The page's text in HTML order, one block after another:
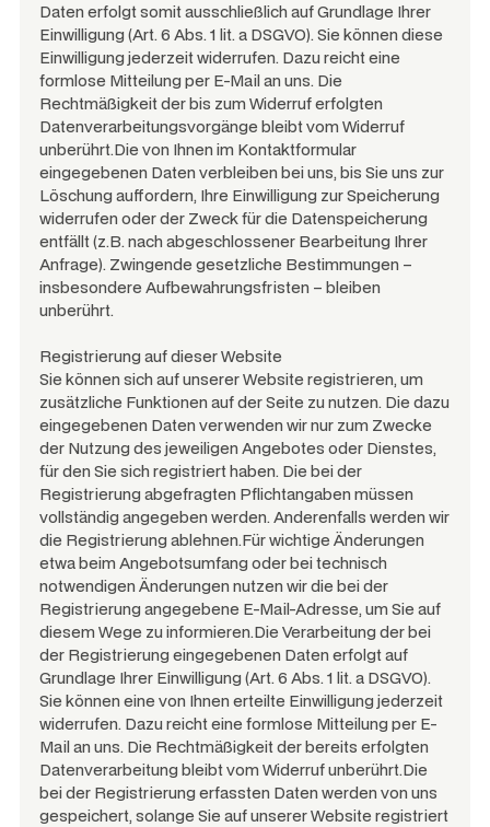
Daten erfolgt somit ausschließlich auf Grundlage Ihrer
Einwilligung (Art. 6 Abs. 1 lit. a DSGVO). Sie können diese
Einwilligung jederzeit widerrufen. Dazu reicht eine
formlose Mitteilung per E-Mail an uns. Die
Rechtmäßigkeit der bis zum Widerruf erfolgten
Datenverarbeitungsvorgänge bleibt vom Widerruf
unberührt.Die von Ihnen im Kontaktformular
eingegebenen Daten verbleiben bei uns, bis Sie uns zur
Löschung auffordern, Ihre Einwilligung zur Speicherung
widerrufen oder der Zweck für die Datenspeicherung
entfällt (z.B. nach abgeschlossener Bearbeitung Ihrer
Anfrage). Zwingende gesetzliche Bestimmungen –
insbesondere Aufbewahrungsfristen – bleiben
unberührt.
Registrierung auf dieser Website
Sie können sich auf unserer Website registrieren, um
zusätzliche Funktionen auf der Seite zu nutzen. Die dazu
eingegebenen Daten verwenden wir nur zum Zwecke
der Nutzung des jeweiligen Angebotes oder Dienstes,
für den Sie sich registriert haben. Die bei der
Registrierung abgefragten Pflichtangaben müssen
vollständig angegeben werden. Anderenfalls werden wir
die Registrierung ablehnen.Für wichtige Änderungen
etwa beim Angebotsumfang oder bei technisch
notwendigen Änderungen nutzen wir die bei der
Registrierung angegebene E-Mail-Adresse, um Sie auf
diesem Wege zu informieren.Die Verarbeitung der bei
der Registrierung eingegebenen Daten erfolgt auf
Grundlage Ihrer Einwilligung (Art. 6 Abs. 1 lit. a DSGVO).
Sie können eine von Ihnen erteilte Einwilligung jederzeit
widerrufen. Dazu reicht eine formlose Mitteilung per E-
Mail an uns. Die Rechtmäßigkeit der bereits erfolgten
Datenverarbeitung bleibt vom Widerruf unberührt.Die
bei der Registrierung erfassten Daten werden von uns
gespeichert, solange Sie auf unserer Website registriert